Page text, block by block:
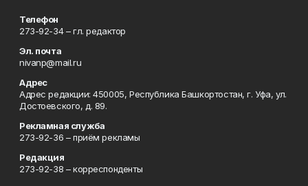
Телефон
273-92-34 – гл. редактор
Эл. почта
nivanp@mail.ru
Адрес
Адрес редакции: 450005, Республика Башкортостан, г. Уфа, ул.
Достоевского, д. 89.
Рекламная служба
273-92-36 – приём рекламы
Редакция
273-92-38 – корреспонденты